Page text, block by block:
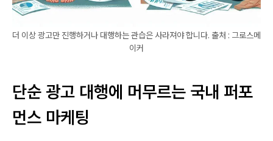
더 이상 광고만 진행하거나 대행하는 관습은 사라져야 합니다. 출처 : 그로스메
이커
단순 광고 대행에 머무르는 국내 퍼포
먼스 마케팅